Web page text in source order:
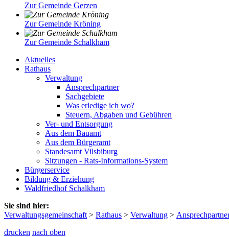
Zur Gemeinde Gerzen
Zur Gemeinde Kröning
Zur Gemeinde Schalkham
Aktuelles
Rathaus
Verwaltung
Ansprechpartner
Sachgebiete
Was erledige ich wo?
Steuern, Abgaben und Gebühren
Ver- und Entsorgung
Aus dem Bauamt
Aus dem Bürgeramt
Standesamt Vilsbiburg
Sitzungen - Rats-Informations-System
Bürgerservice
Bildung & Erziehung
Waldfriedhof Schalkham
Sie sind hier:
Verwaltungsgemeinschaft > Rathaus > Verwaltung >
drucken nach oben